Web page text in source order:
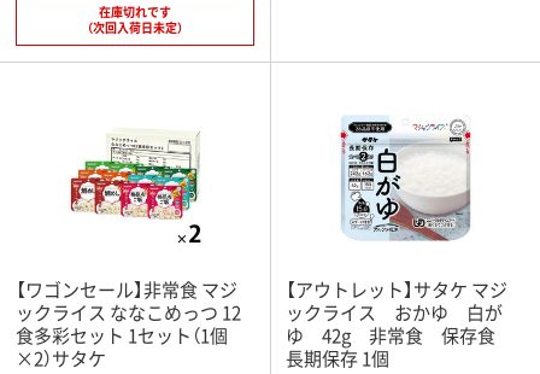
在庫切れです
（次回入荷日未定）
【ワゴンセール】非常食 マジ
ックライス ななこめっつ 12
食多彩セット 1セット（1個
×2）サタケ
【アウトレット】サタケ マジ
ックライス おかゆ 白が
ゆ 42g 非常食 保存食
長期保存 1個